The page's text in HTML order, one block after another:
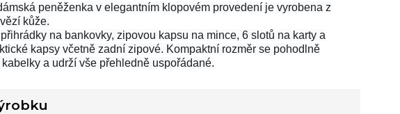
peněženka v elegantním klopovém provedení je vyrobena z
kůže.
na bankovky, zipovou kapsu na mince, 6 slotů na karty a
kapsy včetně zadní zipové. Kompaktní rozměr se pohodlně
a udrží vše přehledně uspořádané.